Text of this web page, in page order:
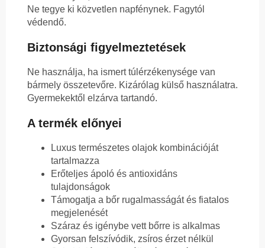
Ne tegye ki közvetlen napfénynek. Fagytól
védendő.
Biztonsági figyelmeztetések
Ne használja, ha ismert túlérzékenysége van
bármely összetevőre. Kizárólag külső használatra.
Gyermekektől elzárva tartandó.
A termék előnyei
Luxus természetes olajok kombinációját
tartalmazza
Erőteljes ápoló és antioxidáns
tulajdonságok
Támogatja a bőr rugalmasságát és fiatalos
megjelenését
Száraz és igénybe vett bőrre is alkalmas
Gyorsan felszívódik, zsíros érzet nélkül